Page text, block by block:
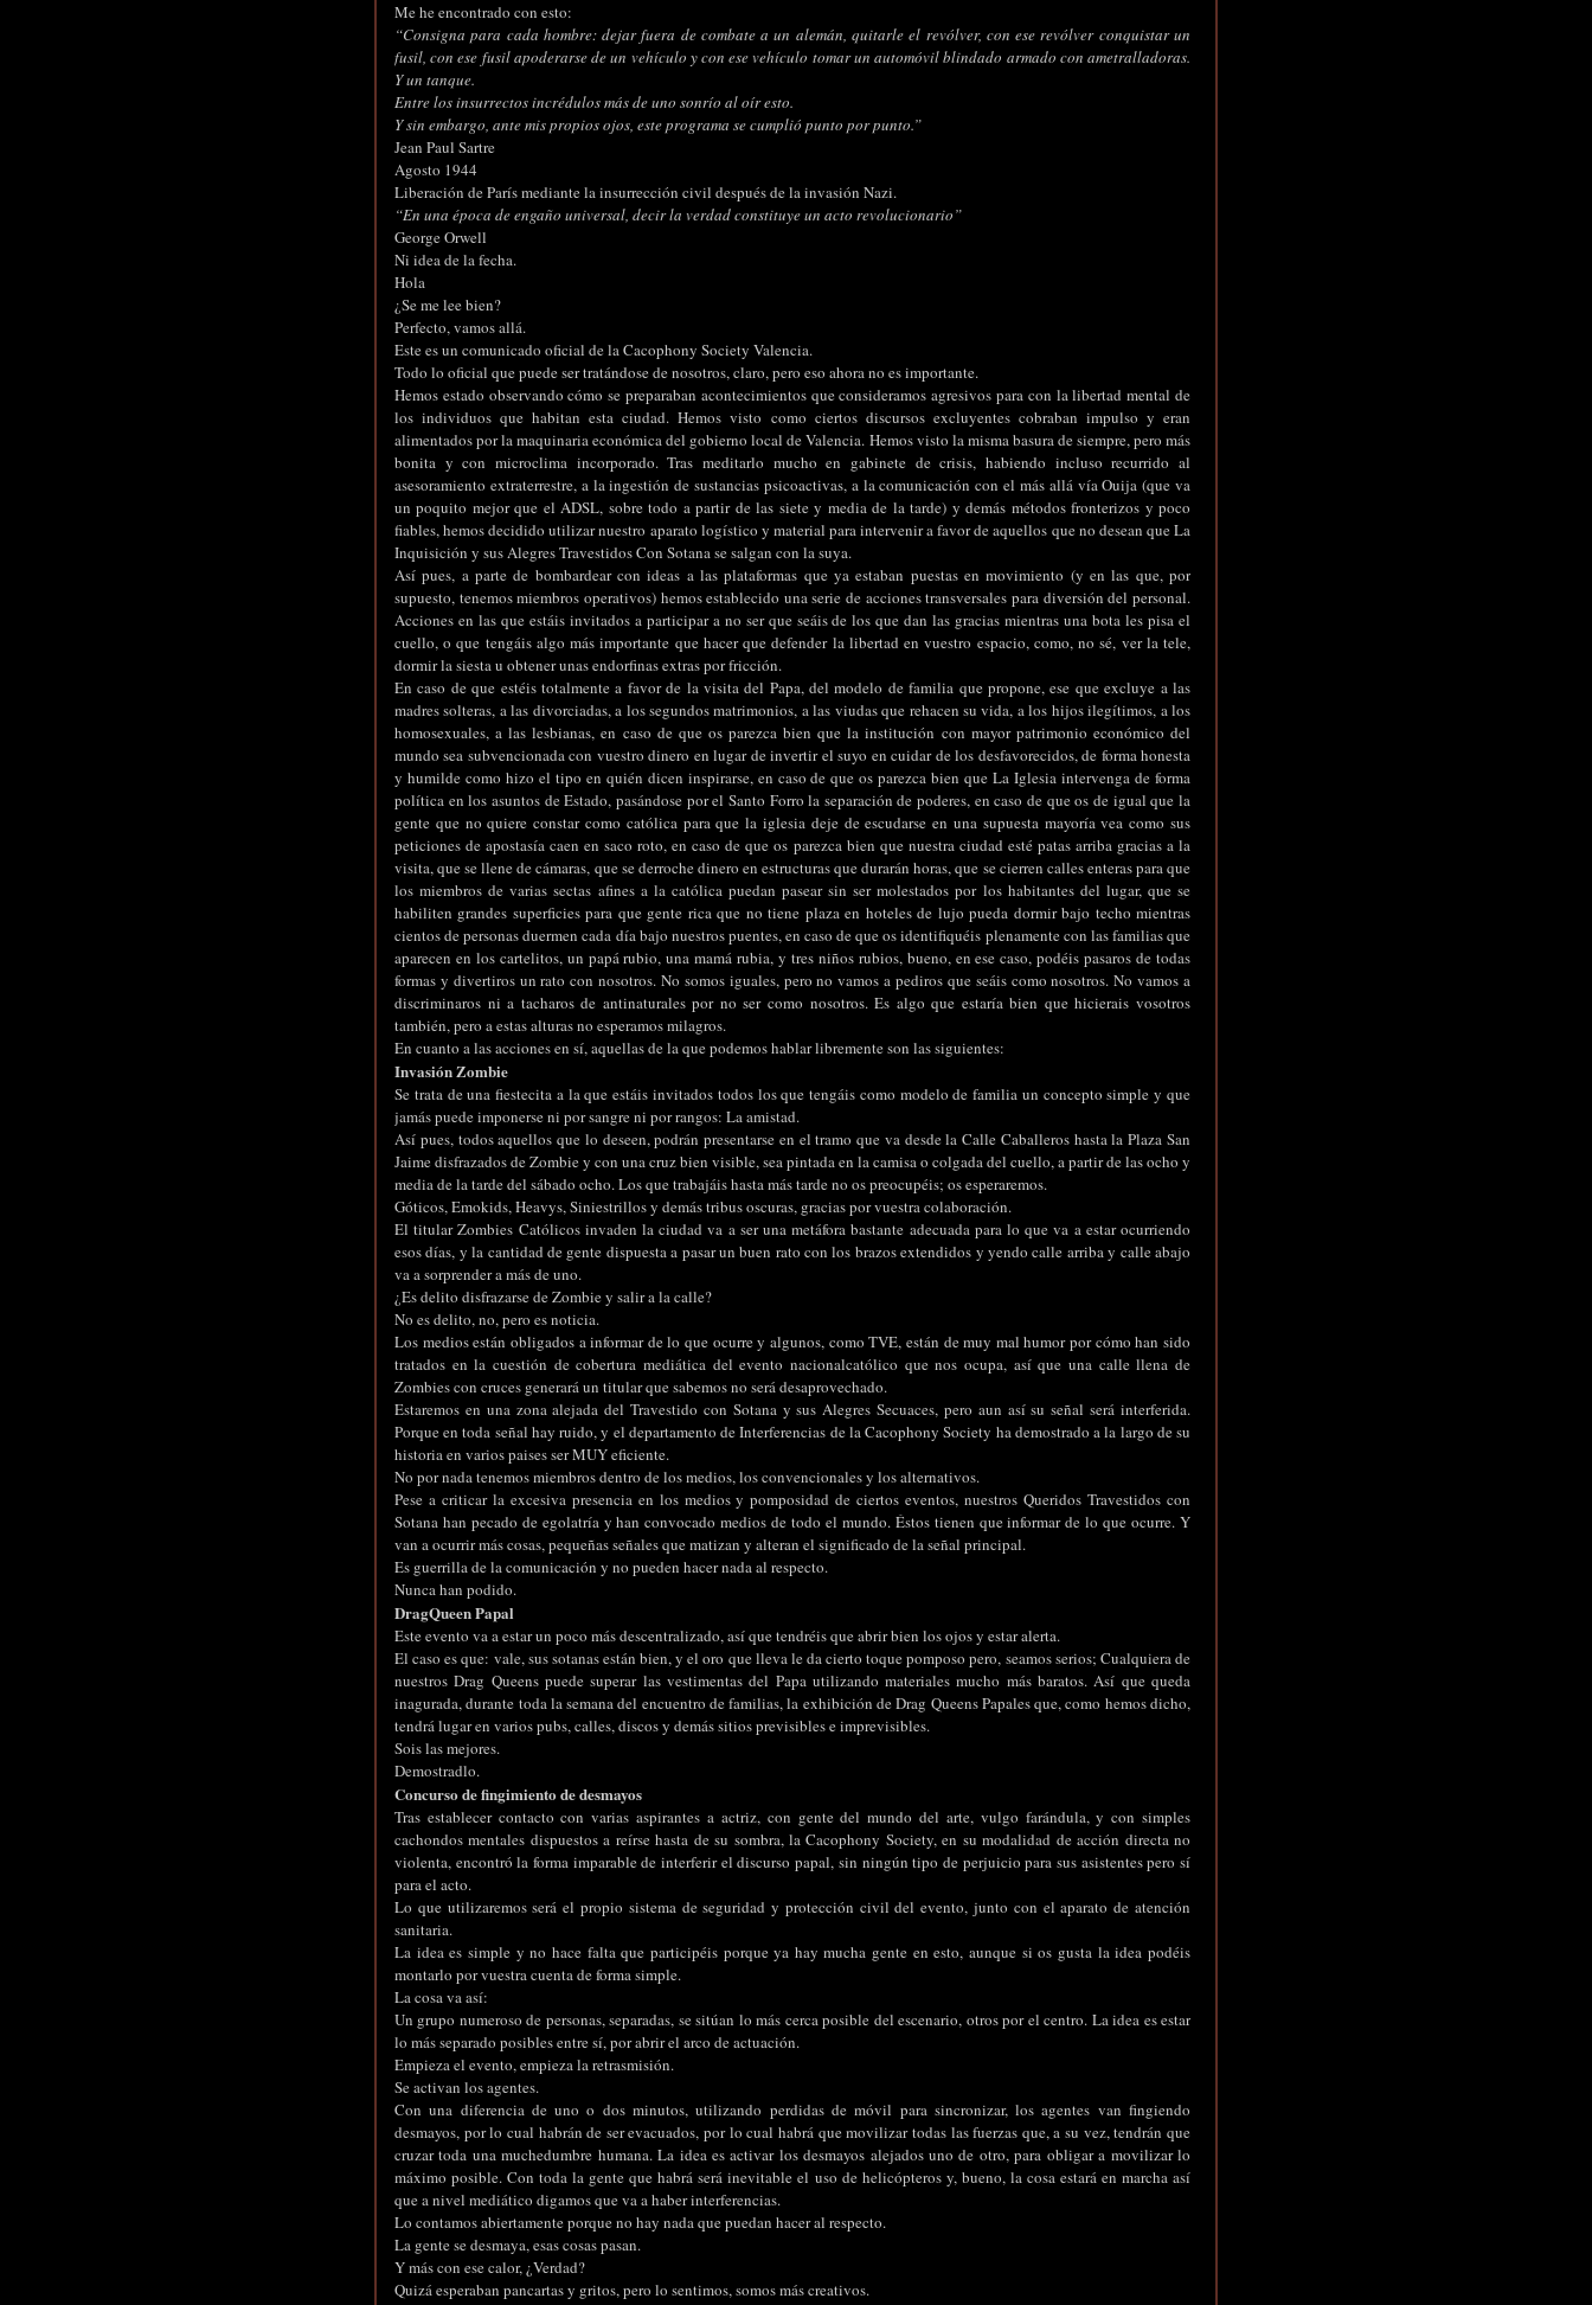
Me he encontrado con esto:
“Consigna para cada hombre: dejar fuera de combate a un alemán, quitarle el revólver, con ese revólver conquistar un
fusil, con ese fusil apoderarse de un vehículo y con ese vehículo tomar un automóvil blindado armado con ametralladoras.
Y un tanque.
Entre los insurrectos incrédulos más de uno sonrío al oír esto.
Y sin embargo, ante mis propios ojos, este programa se cumplió punto por punto.”
Jean Paul Sartre
Agosto 1944
Liberación de París mediante la insurrección civil después de la invasión Nazi.
“En una época de engaño universal, decir la verdad constituye un acto revolucionario”
George Orwell
Ni idea de la fecha.
Hola
¿Se me lee bien?
Perfecto, vamos allá.
Este es un comunicado oficial de la Cacophony Society Valencia.
Todo lo oficial que puede ser tratándose de nosotros, claro, pero eso ahora no es importante.
Hemos estado observando cómo se preparaban acontecimientos que consideramos agresivos para con la libertad mental de
los individuos que habitan esta ciudad. Hemos visto como ciertos discursos excluyentes cobraban impulso y eran
alimentados por la maquinaria económica del gobierno local de Valencia. Hemos visto la misma basura de siempre, pero más
bonita y con microclima incorporado. Tras meditarlo mucho en gabinete de crisis, habiendo incluso recurrido al
asesoramiento extraterrestre, a la ingestión de sustancias psicoactivas, a la comunicación con el más allá vía Ouija (que va
un poquito mejor que el ADSL, sobre todo a partir de las siete y media de la tarde) y demás métodos fronterizos y poco
fiables, hemos decidido utilizar nuestro aparato logístico y material para intervenir a favor de aquellos que no desean que La
Inquisición y sus Alegres Travestidos Con Sotana se salgan con la suya.
Así pues, a parte de bombardear con ideas a las plataformas que ya estaban puestas en movimiento (y en las que, por
supuesto, tenemos miembros operativos) hemos establecido una serie de acciones transversales para diversión del personal.
Acciones en las que estáis invitados a participar a no ser que seáis de los que dan las gracias mientras una bota les pisa el
cuello, o que tengáis algo más importante que hacer que defender la libertad en vuestro espacio, como, no sé, ver la tele,
dormir la siesta u obtener unas endorfinas extras por fricción.
En caso de que estéis totalmente a favor de la visita del Papa, del modelo de familia que propone, ese que excluye a las
madres solteras, a las divorciadas, a los segundos matrimonios, a las viudas que rehacen su vida, a los hijos ilegítimos, a los
homosexuales, a las lesbianas, en caso de que os parezca bien que la institución con mayor patrimonio económico del
mundo sea subvencionada con vuestro dinero en lugar de invertir el suyo en cuidar de los desfavorecidos, de forma honesta
y humilde como hizo el tipo en quién dicen inspirarse, en caso de que os parezca bien que La Iglesia intervenga de forma
política en los asuntos de Estado, pasándose por el Santo Forro la separación de poderes, en caso de que os de igual que la
gente que no quiere constar como católica para que la iglesia deje de escudarse en una supuesta mayoría vea como sus
peticiones de apostasía caen en saco roto, en caso de que os parezca bien que nuestra ciudad esté patas arriba gracias a la
visita, que se llene de cámaras, que se derroche dinero en estructuras que durarán horas, que se cierren calles enteras para que
los miembros de varias sectas afines a la católica puedan pasear sin ser molestados por los habitantes del lugar, que se
habiliten grandes superficies para que gente rica que no tiene plaza en hoteles de lujo pueda dormir bajo techo mientras
cientos de personas duermen cada día bajo nuestros puentes, en caso de que os identifiquéis plenamente con las familias que
aparecen en los cartelitos, un papá rubio, una mamá rubia, y tres niños rubios, bueno, en ese caso, podéis pasaros de todas
formas y divertiros un rato con nosotros. No somos iguales, pero no vamos a pediros que seáis como nosotros. No vamos a
discriminaros ni a tacharos de antinaturales por no ser como nosotros. Es algo que estaría bien que hicierais vosotros
también, pero a estas alturas no esperamos milagros.
En cuanto a las acciones en sí, aquellas de la que podemos hablar libremente son las siguientes:
Invasión Zombie
Se trata de una fiestecita a la que estáis invitados todos los que tengáis como modelo de familia un concepto simple y que
jamás puede imponerse ni por sangre ni por rangos: La amistad.
Así pues, todos aquellos que lo deseen, podrán presentarse en el tramo que va desde la Calle Caballeros hasta la Plaza San
Jaime disfrazados de Zombie y con una cruz bien visible, sea pintada en la camisa o colgada del cuello, a partir de las ocho y
media de la tarde del sábado ocho. Los que trabajáis hasta más tarde no os preocupéis; os esperaremos.
Góticos, Emokids, Heavys, Siniestrillos y demás tribus oscuras, gracias por vuestra colaboración.
El titular Zombies Católicos invaden la ciudad va a ser una metáfora bastante adecuada para lo que va a estar ocurriendo
esos días, y la cantidad de gente dispuesta a pasar un buen rato con los brazos extendidos y yendo calle arriba y calle abajo
va a sorprender a más de uno.
¿Es delito disfrazarse de Zombie y salir a la calle?
No es delito, no, pero es noticia.
Los medios están obligados a informar de lo que ocurre y algunos, como TVE, están de muy mal humor por cómo han sido
tratados en la cuestión de cobertura mediática del evento nacionalcatólico que nos ocupa, así que una calle llena de
Zombies con cruces generará un titular que sabemos no será desaprovechado.
Estaremos en una zona alejada del Travestido con Sotana y sus Alegres Secuaces, pero aun así su señal será interferida.
Porque en toda señal hay ruido, y el departamento de Interferencias de la Cacophony Society ha demostrado a la largo de su
historia en varios paises ser MUY eficiente.
No por nada tenemos miembros dentro de los medios, los convencionales y los alternativos.
Pese a criticar la excesiva presencia en los medios y pomposidad de ciertos eventos, nuestros Queridos Travestidos con
Sotana han pecado de egolatría y han convocado medios de todo el mundo. Éstos tienen que informar de lo que ocurre. Y
van a ocurrir más cosas, pequeñas señales que matizan y alteran el significado de la señal principal.
Es guerrilla de la comunicación y no pueden hacer nada al respecto.
Nunca han podido.
DragQueen Papal
Este evento va a estar un poco más descentralizado, así que tendréis que abrir bien los ojos y estar alerta.
El caso es que: vale, sus sotanas están bien, y el oro que lleva le da cierto toque pomposo pero, seamos serios; Cualquiera de
nuestros Drag Queens puede superar las vestimentas del Papa utilizando materiales mucho más baratos. Así que queda
inagurada, durante toda la semana del encuentro de familias, la exhibición de Drag Queens Papales que, como hemos dicho,
tendrá lugar en varios pubs, calles, discos y demás sitios previsibles e imprevisibles.
Sois las mejores.
Demostradlo.
Concurso de fingimiento de desmayos
Tras establecer contacto con varias aspirantes a actriz, con gente del mundo del arte, vulgo farándula, y con simples
cachondos mentales dispuestos a reírse hasta de su sombra, la Cacophony Society, en su modalidad de acción directa no
violenta, encontró la forma imparable de interferir el discurso papal, sin ningún tipo de perjuicio para sus asistentes pero sí
para el acto.
Lo que utilizaremos será el propio sistema de seguridad y protección civil del evento, junto con el aparato de atención
sanitaria.
La idea es simple y no hace falta que participéis porque ya hay mucha gente en esto, aunque si os gusta la idea podéis
montarlo por vuestra cuenta de forma simple.
La cosa va así:
Un grupo numeroso de personas, separadas, se sitúan lo más cerca posible del escenario, otros por el centro. La idea es estar
lo más separado posibles entre sí, por abrir el arco de actuación.
Empieza el evento, empieza la retrasmisión.
Se activan los agentes.
Con una diferencia de uno o dos minutos, utilizando perdidas de móvil para sincronizar, los agentes van fingiendo
desmayos, por lo cual habrán de ser evacuados, por lo cual habrá que movilizar todas las fuerzas que, a su vez, tendrán que
cruzar toda una muchedumbre humana. La idea es activar los desmayos alejados uno de otro, para obligar a movilizar lo
máximo posible. Con toda la gente que habrá será inevitable el uso de helicópteros y, bueno, la cosa estará en marcha así
que a nivel mediático digamos que va a haber interferencias.
Lo contamos abiertamente porque no hay nada que puedan hacer al respecto.
La gente se desmaya, esas cosas pasan.
Y más con ese calor, ¿Verdad?
Quizá esperaban pancartas y gritos, pero lo sentimos, somos más creativos.